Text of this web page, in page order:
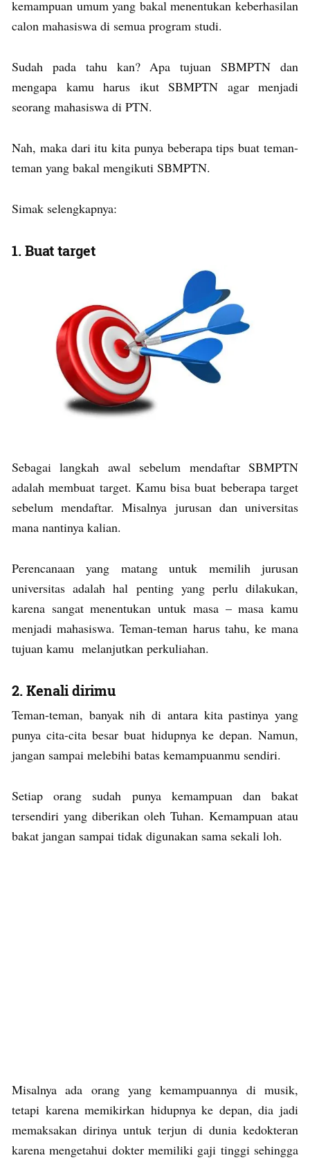
kemampuan umum yang bakal menentukan keberhasilan
calon mahasiswa di semua program studi.
Sudah pada tahu kan? Apa tujuan SBMPTN dan
mengapa kamu harus ikut SBMPTN agar menjadi
seorang mahasiswa di PTN.
Nah, maka dari itu kita punya beberapa tips buat teman-
teman yang bakal mengikuti SBMPTN.
Simak selengkapnya:
1. Buat target
Sebagai langkah awal sebelum mendaftar SBMPTN
adalah membuat target. Kamu bisa buat beberapa target
sebelum mendaftar. Misalnya jurusan dan universitas
mana nantinya kalian.
Perencanaan yang matang untuk memilih jurusan
universitas adalah hal penting yang perlu dilakukan,
karena sangat menentukan untuk masa – masa kamu
menjadi mahasiswa. Teman-teman harus tahu, ke mana
tujuan kamu melanjutkan perkuliahan.
2. Kenali dirimu
Teman-teman, banyak nih di antara kita pastinya yang
punya cita-cita besar buat hidupnya ke depan. Namun,
jangan sampai melebihi batas kemampuanmu sendiri.
Setiap orang sudah punya kemampuan dan bakat
tersendiri yang diberikan oleh Tuhan. Kemampuan atau
bakat jangan sampai tidak digunakan sama sekali loh.
Misalnya ada orang yang kemampuannya di musik,
tetapi karena memikirkan hidupnya ke depan, dia jadi
memaksakan dirinya untuk terjun di dunia kedokteran
karena mengetahui dokter memiliki gaji tinggi sehingga